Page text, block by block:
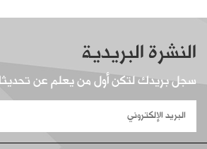
النشرة البريدية
سجل بريدك لتكن أول من يعلم عن